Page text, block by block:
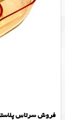
فروش سرتاس